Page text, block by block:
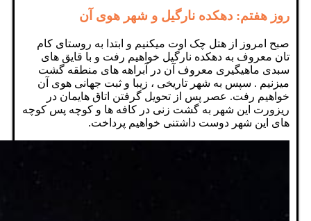
روز هفتم: دهکده نارگیل و شهر هوی آن
صبح امروز از هتل چک اوت میکنیم و ابتدا به روستای کام
تان معروف به دهکده نارگیل خواهیم رفت و با قایق های
سبدی ماهیگیری معروف آن در آبراهه های منطقه گشت
میزنیم . سپس به شهر تاریخی ، زیبا و ثبت جهانی هوی آن
خواهیم رفت. عصر پس از تحویل گرفتن اتاق هایمان در
ریزورت این شهر به گشت زنی در کافه ها و کوچه پس کوچه
های این شهر دوست داشتنی خواهیم پرداخت.